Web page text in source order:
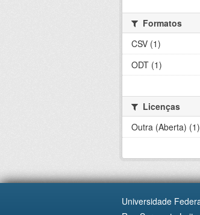
Formatos
CSV (1)
ODT (1)
Licenças
Outra (Aberta) (1)
Universidade